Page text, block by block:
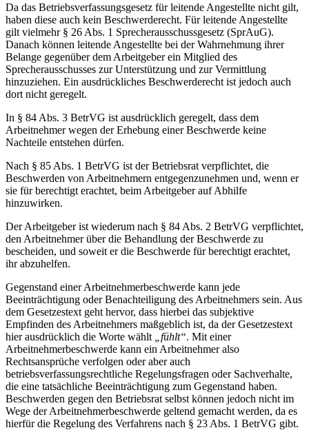
Da das Betriebsverfassungsgesetz für leitende Angestellte nicht gilt,
haben diese auch kein Beschwerderecht. Für leitende Angestellte
gilt vielmehr § 26 Abs. 1 Sprecherausschussgesetz (SprAuG).
Danach können leitende Angestellte bei der Wahrnehmung ihrer
Belange gegenüber dem Arbeitgeber ein Mitglied des
Sprecherausschusses zur Unterstützung und zur Vermittlung
hinzuziehen. Ein ausdrückliches Beschwerderecht ist jedoch auch
dort nicht geregelt.
In § 84 Abs. 3 BetrVG ist ausdrücklich geregelt, dass dem
Arbeitnehmer wegen der Erhebung einer Beschwerde keine
Nachteile entstehen dürfen.
Nach § 85 Abs. 1 BetrVG ist der Betriebsrat verpflichtet, die
Beschwerden von Arbeitnehmern entgegenzunehmen und, wenn er
sie für berechtigt erachtet, beim Arbeitgeber auf Abhilfe
hinzuwirken.
Der Arbeitgeber ist wiederum nach § 84 Abs. 2 BetrVG verpflichtet,
den Arbeitnehmer über die Behandlung der Beschwerde zu
bescheiden, und soweit er die Beschwerde für berechtigt erachtet,
ihr abzuhelfen.
Gegenstand einer Arbeitnehmerbeschwerde kann jede
Beeinträchtigung oder Benachteiligung des Arbeitnehmers sein. Aus
dem Gesetzestext geht hervor, dass hierbei das subjektive
Empfinden des Arbeitnehmers maßgeblich ist, da der Gesetzestext
hier ausdrücklich die Worte wählt
„fühlt“. Mit einer
Arbeitnehmerbeschwerde kann ein Arbeitnehmer also
Rechtsansprüche verfolgen oder aber auch
betriebsverfassungsrechtliche Regelungsfragen oder Sachverhalte,
die eine tatsächliche Beeinträchtigung zum Gegenstand haben.
Beschwerden gegen den Betriebsrat selbst können jedoch nicht im
Wege der Arbeitnehmerbeschwerde geltend gemacht werden, da es
hierfür die Regelung des Verfahrens nach § 23 Abs. 1 BetrVG gibt.